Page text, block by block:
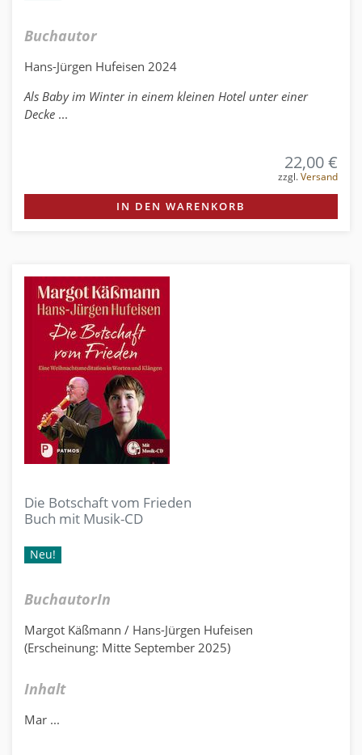
Buchautor
Hans-Jürgen Hufeisen 2024
Als Baby im Winter in einem kleinen Hotel unter einer
Decke ...
22,00 €
zzgl.Versand
IN DEN WARENKORB
Die Botschaft vom Frieden
Buch mit Musik-CD
Neu!
BuchautorIn
Margot Käßmann / Hans-Jürgen Hufeisen
(Erscheinung: Mitte September 2025)
Inhalt
Mar ...